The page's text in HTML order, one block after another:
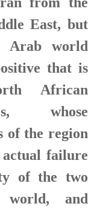
East, but
Arab world
that is
African
whose
of the region
actual failure
of the two
and